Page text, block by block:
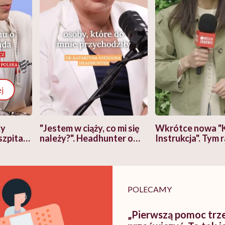
"Jestem w ciąży, co mi się
należy?". Headhunter o
pracy
Wkrótce nowa
Instrukcja". Tym
POLECAMY
„Pierwszą pomoc